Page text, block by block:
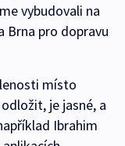
vybudovali na
Brna pro dopravu
místo
je jasné, a
Ibrahim